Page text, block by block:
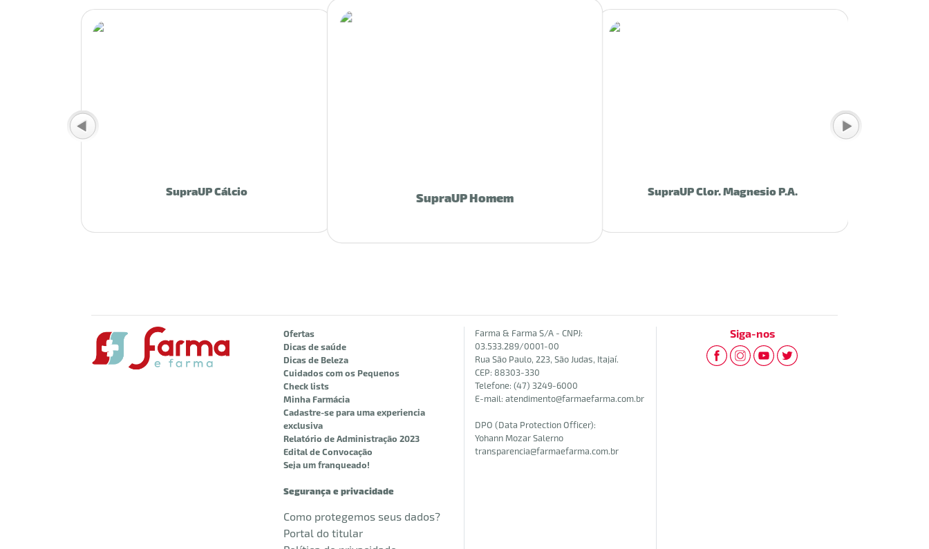
SupraUP Cálcio SupraUP Homem SupraUP Clor. Magnesio P.A.
Ofertas
Dicas de saúde
Dicas de Beleza
Cuidados com os Pequenos
Check lists
Minha Farmácia
Cadastre-se para uma experiencia
exclusiva
Relatório de Administração 2023
Edital de Convocação
Seja um franqueado!
Segurança e privacidade
Como protegemos seus dados?
Portal do titular
Farma & Farma S/A - CNPJ:
03.533.289/0001-00
Rua São Paulo, 223, São Judas, Itajaí.
CEP: 88303-330
Telefone: (47) 3249-6000
E-mail: atendimento@farmaefarma.com.br
DPO (Data Protection Officer):
Yohann Mozar Salerno
transparencia@farmaefarma.com.br
Siga-nos